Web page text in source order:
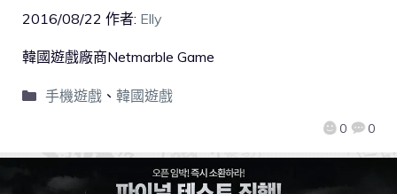
2016/08/22 作者: Elly
0 0
韓國遊戲廠商Netmarble Game
手機遊戲、 韓國遊戲